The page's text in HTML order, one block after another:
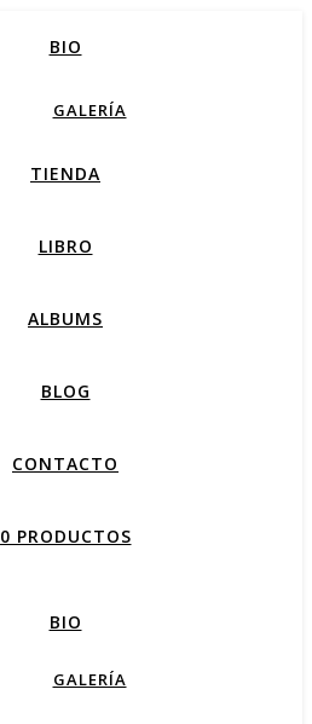
BIO
GALERÍA
TIENDA
LIBRO
ALBUMS
BLOG
CONTACTO
0 PRODUCTOS
BIO
GALERÍA